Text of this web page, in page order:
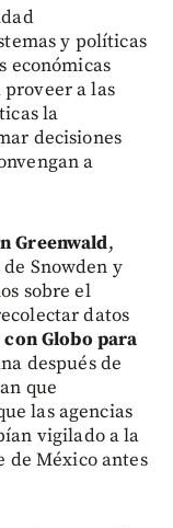
y políticas
económicas
a las
la
decisiones
a
Greenwald,
Snowden y
sobre el
datos
Globo para
después de
que
las agencias
vigilado a la
de México antes